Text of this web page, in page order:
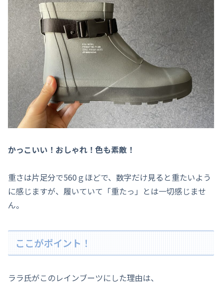
かっこいい！おしゃれ！色も素敵！
重さは片足分で560ｇほどで、数字だけ見ると重たいよう
に感じますが、履いていて「重たっ」とは一切感じませ
ん。
ここがポイント！
ララ氏がこのレインブーツにした理由は、